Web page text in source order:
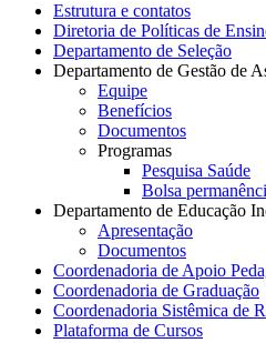
Estrutura e contatos
Diretoria de Políticas de
Departamento de Seleção
Departamento de Gestão de
Equipe
Benefícios
Documentos
Programas
Pesquisa Saúde
Bolsa
Departamento de Educação
Apresentação
Documentos
Coordenadoria de Apoio
Coordenadoria de Graduação
Coordenadoria Sistêmica de
Plataforma de Cursos